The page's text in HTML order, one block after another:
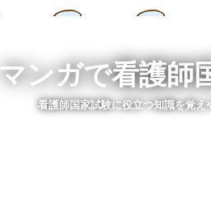
マンガで看護師
看護師国家試験に役立つ知識を覚え